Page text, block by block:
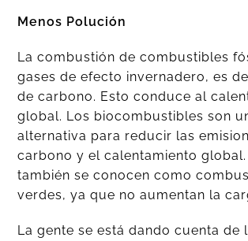
Menos Polución
La combustión de combustibles
gases de efecto invernadero, es
de carbono. Esto conduce al
global. Los biocombustibles son
alternativa para reducir las
carbono y el calentamiento global.
también se conocen como
verdes, ya que no aumentan la
La gente se está dando cuenta de